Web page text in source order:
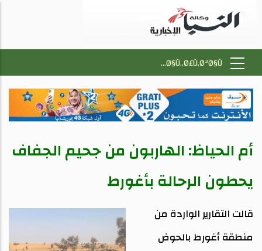
أم الحياظ: الهاربون من جحيم الجفاف
يحطون الرحالة بأغورط
قالت التقارير الواردة من
منطقة أغورط بالحوض